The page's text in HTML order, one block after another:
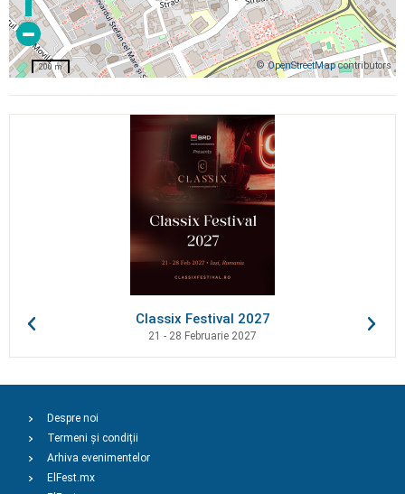
©OpenStreetMapcontributors
200 m
Classix Festival 2027
21 - 28 Februarie 2027
Despre noi
Termeni și condiții
Arhiva evenimentelor
ElFest.mx